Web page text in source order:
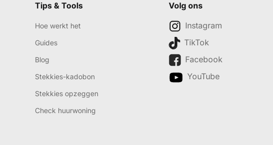
Tips & Tools
Hoe werkt het
Guides
Blog
Stekkies-kadobon
Stekkies opzeggen
Check huurwoning
Volg ons
Instagram
TikTok
Facebook
YouTube